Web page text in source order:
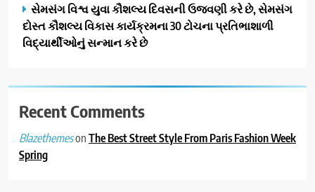
સેમસંગ વિશ્વ યુવા કૌશલ્ય દિવસની ઉજવણી કરે છે, સેમસંગ
દોસ્ત કૌશલ્ય વિકાસ કાર્યક્રમના 30 ટોચના પ્રતિભાશાળી
વિદ્યાર્થીઓનું સન્માન કરે છે
Recent Comments
BlazethemesonThe Best Street Style From Paris Fashion Week
Spring